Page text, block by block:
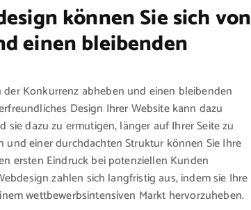
können Sie sich von
einen bleibenden
Konkurrenz abheben und einen bleibenden
Design Ihrer Website kann dazu
dazu zu ermutigen, länger auf Ihrer Seite zu
einer durchdachten Struktur können Sie Ihre
ersten Eindruck bei potenziellen Kunden
zahlen sich langfristig aus, indem sie Ihre
wettbewerbsintensiven Markt hervorzuheben.